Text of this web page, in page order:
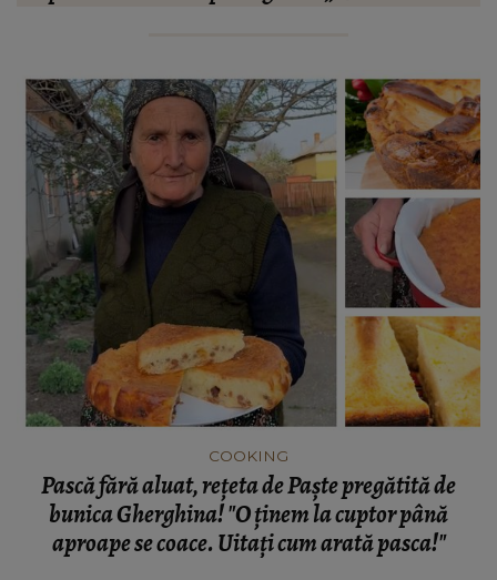
COOKING
Pască fără aluat, rețeta de Paște pregătită de
bunica Gherghina! "O ținem la cuptor până
aproape se coace. Uitați cum arată pasca!"